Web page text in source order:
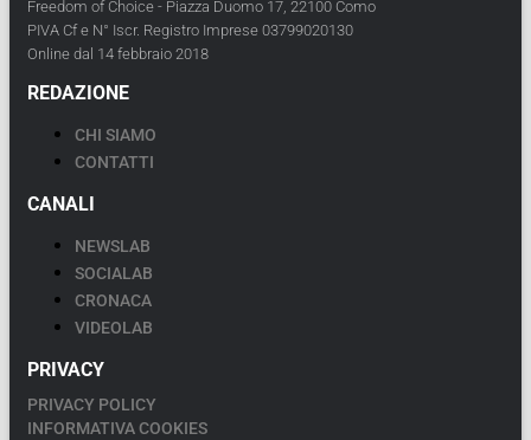
Freedom of Choice - Piazza Duomo 17, 22100 Como
PIVA Cf e N° Iscr. Registro Imprese 03799020130
Online dal 14 febbraio 2018
REDAZIONE
CHI SIAMO
CONTATTI
CANALI
NEWSLAB
SOCIALAB
CRONACA
VIDEOLAB
PRIVACY
PRIVACY POLICY
INFORMATIVA COOKIES